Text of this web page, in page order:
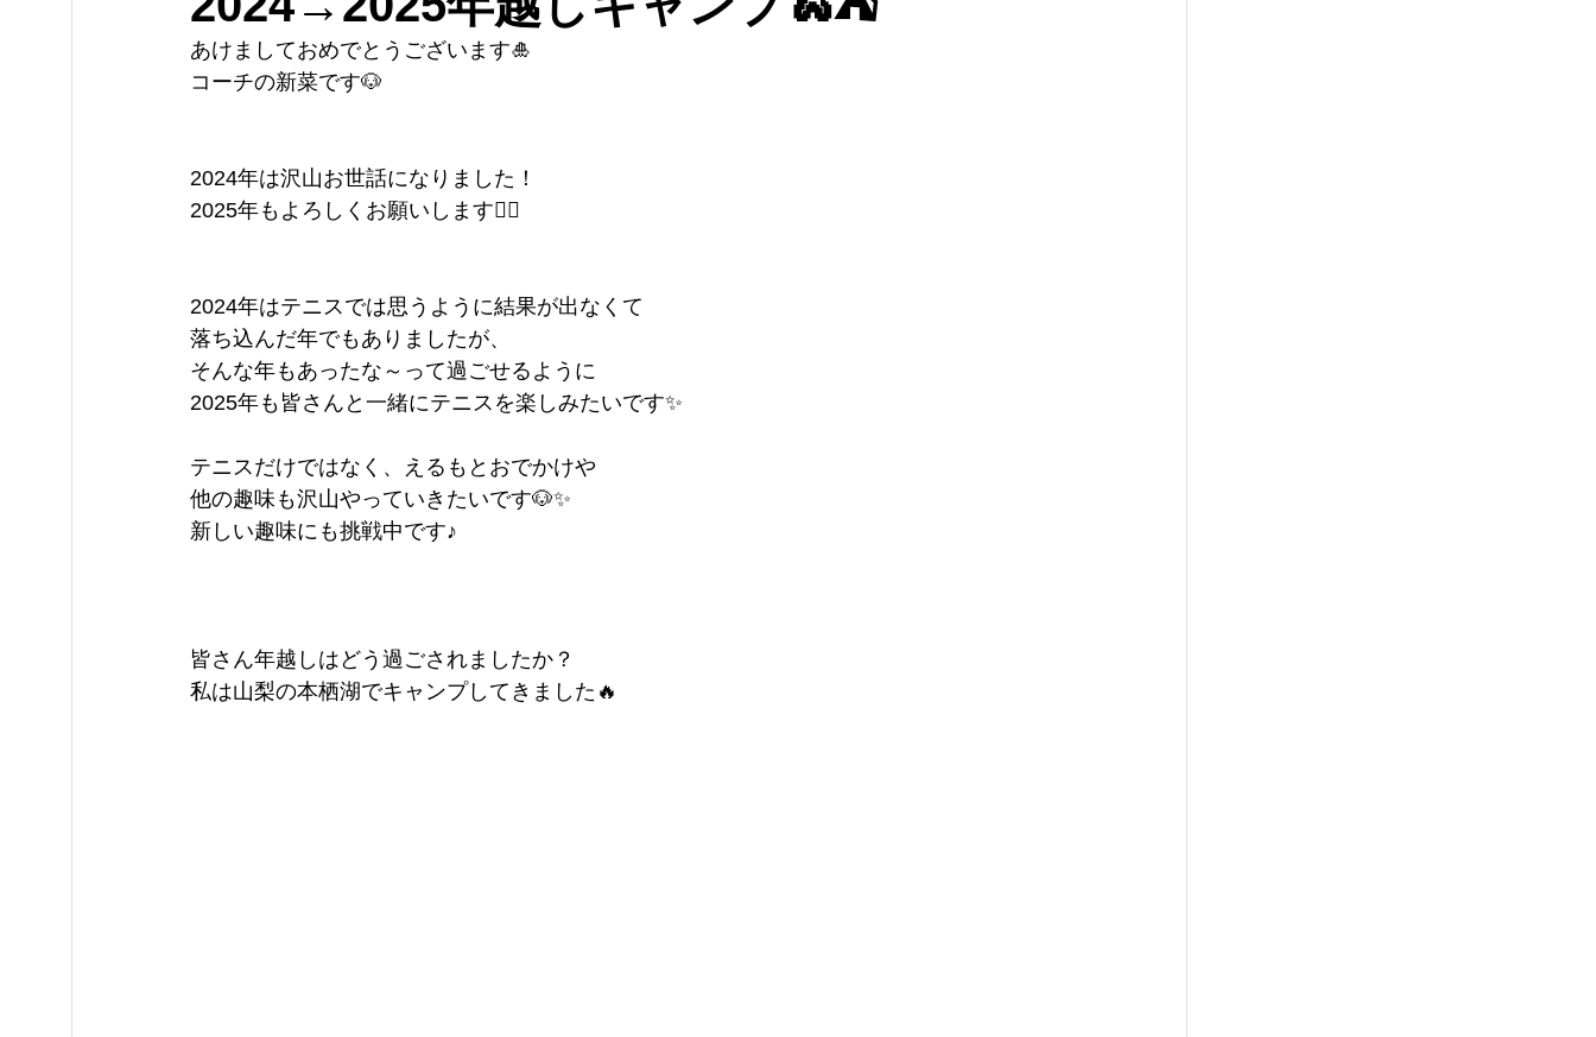
あけましておめでとうございます🎍
コーチの新菜です🐶
2024年は沢山お世話になりました！
2025年もよろしくお願いします🙇‍♀️
2024年はテニスでは思うように結果が出なくて
落ち込んだ年でもありましたが、
そんな年もあったな～って過ごせるように
2025年も皆さんと一緒にテニスを楽しみたいです✨
テニスだけではなく、えるもとおでかけや
他の趣味も沢山やっていきたいです🐶✨
新しい趣味にも挑戦中です♪
皆さん年越しはどう過ごされましたか？
私は山梨の本栖湖でキャンプしてきました🔥